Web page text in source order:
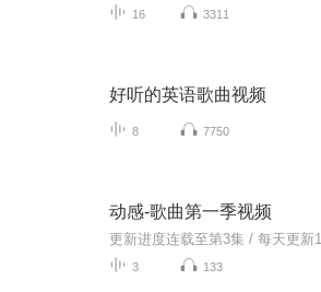
16 3311
好听的英语歌曲视频
8 7750
动感-歌曲第一季视频
3 133